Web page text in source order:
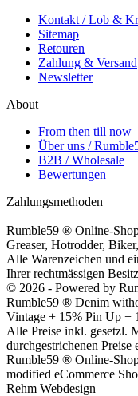
Kontakt / Lob &
Sitemap
Retouren
Zahlung & Versand
Newsletter
About
From then till now
Über uns /
B2B / Wholesale
Bewertungen
Zahlungsmethoden
Rumble59 ® Online-
Greaser, Hotrodder,
Alle Warenzeichen und
Ihrer rechtmässigen
© 2026 - Powered by
Rumble59 ® Denim
Vintage + 15% Pin Up +
Alle Preise inkl. gesetzl.
durchgestrichenen Preise
Rumble59 ® Online-
modified eCommerce
Rehm Webdesign